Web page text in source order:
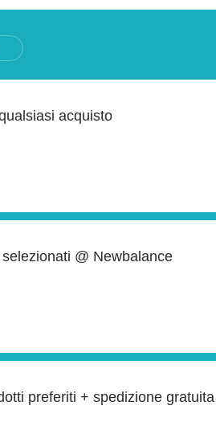
acquisto
@ Newbalance
preferiti + spedizione gratuita